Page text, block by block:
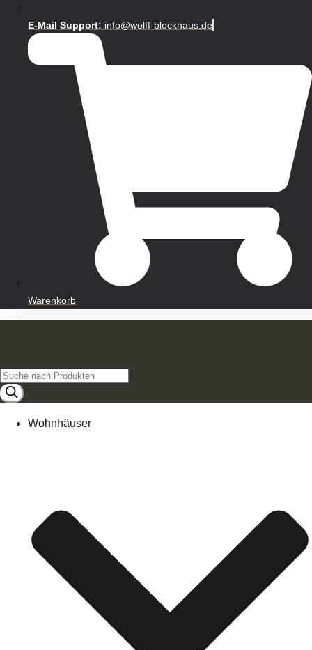
E-Mail Support: info@wolff-blockhaus.de
Warenkorb
Products
search
Wohnhäuser